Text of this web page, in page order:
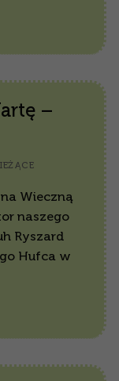
–
Wieczną
naszego
Ryszard
Hufca w